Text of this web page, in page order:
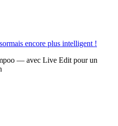
encore plus intelligent !
— avec Live Edit pour un